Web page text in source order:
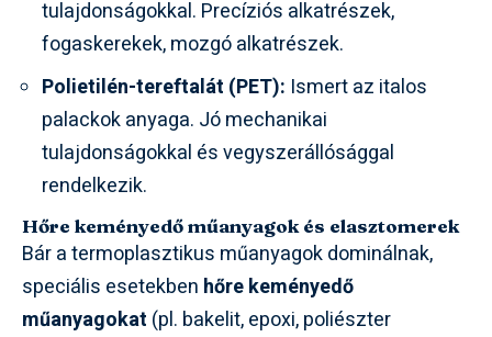
tulajdonságokkal. Precíziós alkatrészek,
fogaskerekek, mozgó alkatrészek.
Polietilén-tereftalát (PET): Ismert az italos
palackok anyaga. Jó mechanikai
tulajdonságokkal és vegyszerállósággal
rendelkezik.
Hőre keményedő műanyagok és elasztomerek
Bár a termoplasztikus műanyagok dominálnak,
speciális esetekben hőre keményedő
műanyagokat (pl. bakelit, epoxi, poliészter